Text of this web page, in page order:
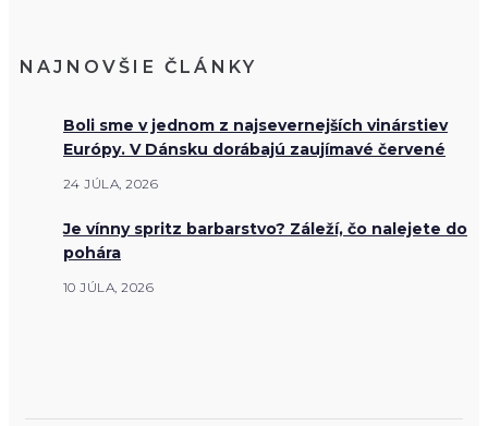
NAJNOVŠIE ČLÁNKY
Boli sme v jednom z najsevernejších vinárstiev
Európy. V Dánsku dorábajú zaujímavé červené
24 JÚLA, 2026
Je vínny spritz barbarstvo? Záleží, čo nalejete do
pohára
10 JÚLA, 2026